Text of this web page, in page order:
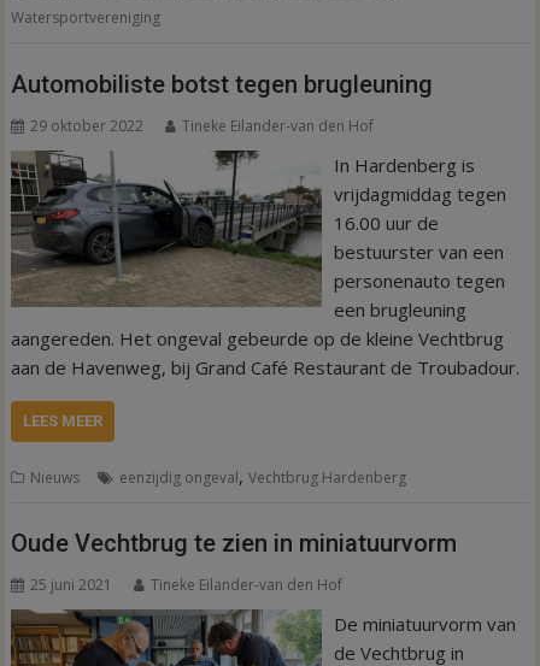
Watersportvereniging
Automobiliste botst tegen brugleuning
29 oktober 2022 Tineke Eilander-van den Hof
In Hardenberg is
vrijdagmiddag tegen
16.00 uur de
bestuurster van een
personenauto tegen
een brugleuning
aangereden. Het ongeval gebeurde op de kleine Vechtbrug
aan de Havenweg, bij Grand Café Restaurant de Troubadour.
LEES MEER
Nieuws eenzijdig ongeval,Vechtbrug Hardenberg
Oude Vechtbrug te zien in miniatuurvorm
25 juni 2021 Tineke Eilander-van den Hof
De miniatuurvorm van
de Vechtbrug in